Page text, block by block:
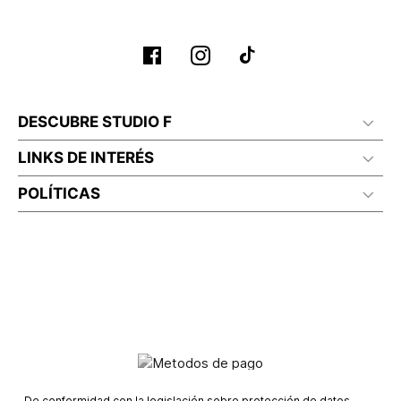
DESCUBRE STUDIO F
LINKS DE INTERÉS
POLÍTICAS